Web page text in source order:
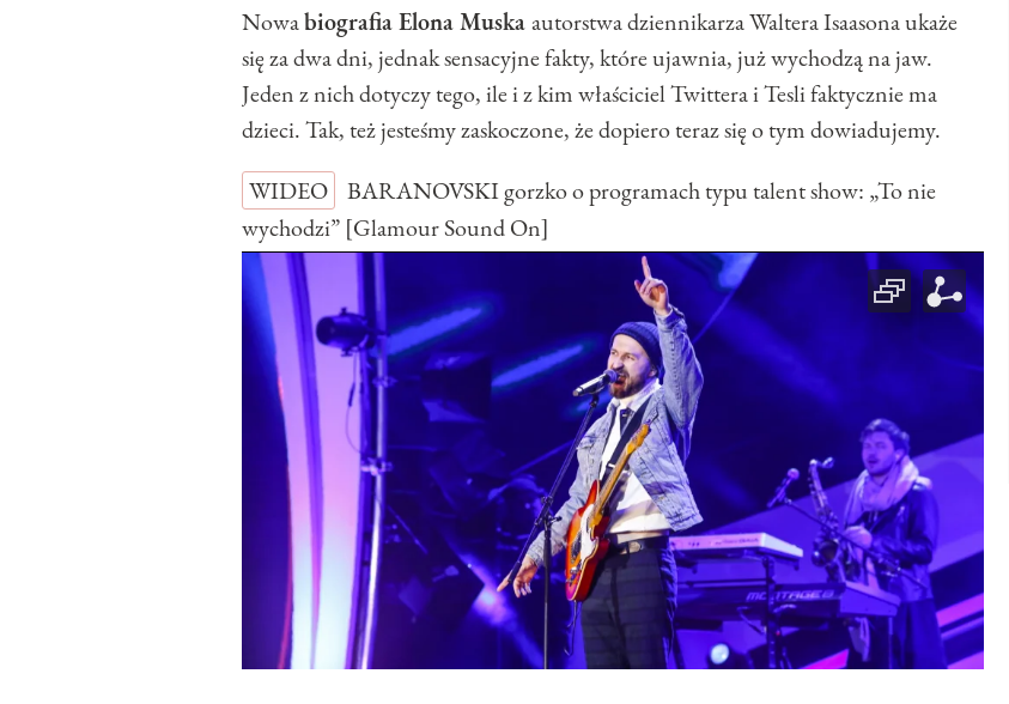
Nowabiografia Elona Muskaautorstwa dziennikarza Waltera Isaasona ukaże
się za dwa dni, jednak sensacyjne fakty, które ujawnia, już wychodzą na jaw.
Jeden z nich dotyczy tego, ile i z kim właściciel Twittera i Tesli faktycznie ma
dzieci. Tak, też jesteśmy zaskoczone, że dopiero teraz się o tym dowiadujemy.
WIDEO
BARANOVSKI gorzko o programach typu talent show: „To nie
wychodzi” [Glamour Sound On]